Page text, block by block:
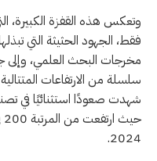
فقط، الجهود الحثيثة التي
مخرجات البحث العلمي، وإلى
سلسلة من الارتفاعات
شهدت صعودًا استثنائيًا في
2024.